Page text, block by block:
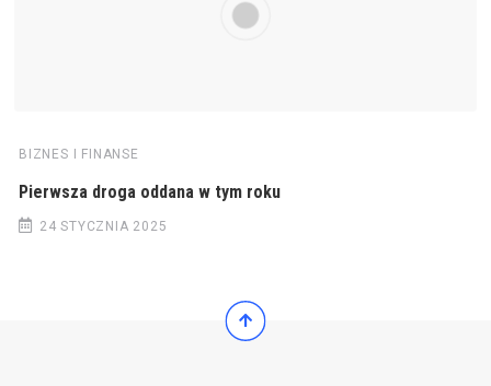
BIZNES I FINANSE
Pierwsza droga oddana w tym roku
24 STYCZNIA 2025